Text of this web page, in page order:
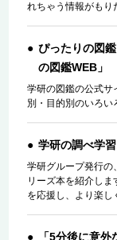
れちゃう情報がもり
ぴったりの図
の図鑑WEB」
学研の図鑑の公式サ
別・目的別のいろい
学研の調べ学
学研グループ発行の
リーズ本を紹介し
を応援し、より楽し
「5分後に意